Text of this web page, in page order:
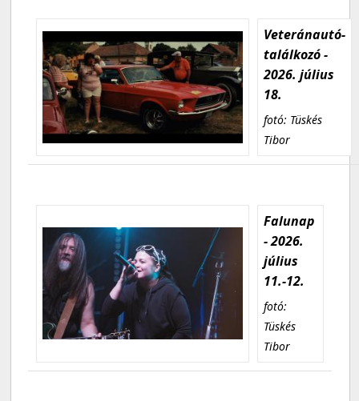
Veteránautó-
találkozó -
2026. július
18.
fotó: Tüskés
Tibor
Falunap
- 2026.
július
11.-12.
fotó:
Tüskés
Tibor